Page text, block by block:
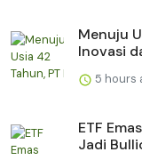
Menuju
Inovasi
5 hours
ETF
Jadi